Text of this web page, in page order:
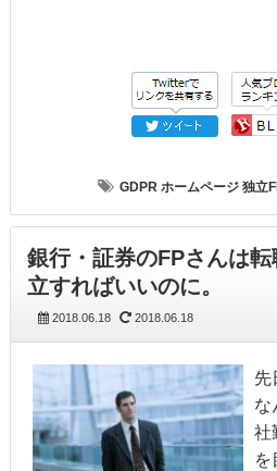
GDPR ホームページ 独立
銀行・証券のFPさんは
立すればいいのに。
2018.06.18 2018.06.18
先
な
社
を